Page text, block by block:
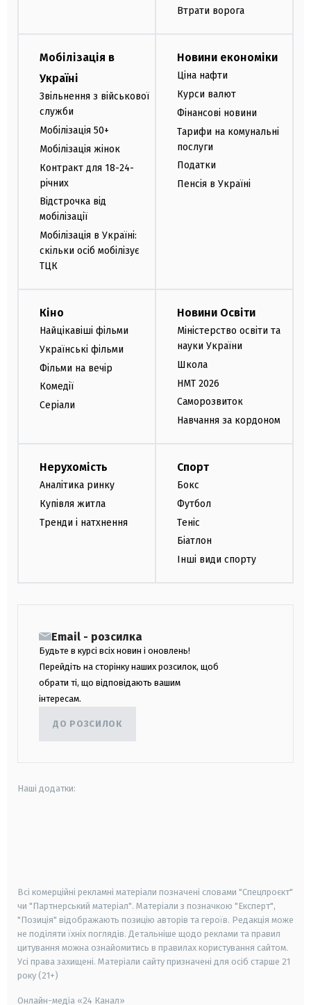
Втрати ворога
Мобілізація в
Україні
Звільнення з військової
служби
Мобілізація 50+
Мобілізація жінок
Контракт для 18-24-
річних
Відстрочка від
мобілізації
Мобілізація в Україні:
скільки осіб мобілізує
ТЦК
Новини економіки
Ціна нафти
Курси валют
Фінансові новини
Тарифи на комунальні
послуги
Податки
Пенсія в Україні
Кіно
Найцікавіші фільми
Українські фільми
Фільми на вечір
Комедії
Серіали
Новини Освіти
Міністерство освіти та
науки України
Школа
НМТ 2026
Саморозвиток
Навчання за кордоном
Нерухомість
Аналітика ринку
Купівля житла
Тренди і натхнення
Спорт
Бокс
Футбол
Теніс
Біатлон
Інші види спорту
Email - розсилка
Будьте в курсі всіх новин і оновлень!
Перейдіть на сторінку наших розсилок, щоб
обрати ті, що відповідають вашим
інтересам.
ДО РОЗСИЛОК
Наші додатки:
Всі комерційні рекламні матеріали позначені словами "Спецпроєкт"
чи "Партнерський матеріал". Матеріали з позначкою "Експерт",
"Позиція" відображають позицію авторів та героїв. Редакція може
не поділяти їхніх поглядів. Детальніше щодо реклами та правил
цитування можна ознайомитись в правилах користування сайтом.
Усі права захищені. Матеріали сайту призначені для осіб старше 21
року (21+)
Онлайн-медіа «24 Канал»